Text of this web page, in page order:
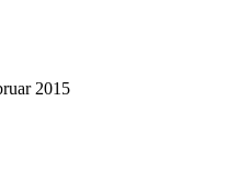
2015